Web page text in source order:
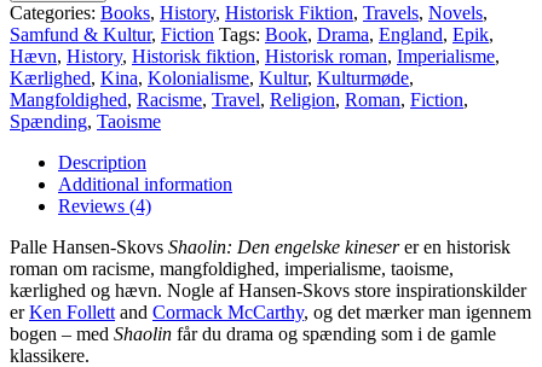
Categories: Books, History, Historisk Fiktion, Travels, Novels,
Samfund & Kultur, Fiction Tags: Book, Drama, England, Epik,
Hævn, History, Historisk fiktion, Historisk roman, Imperialisme,
Kærlighed, Kina, Kolonialisme, Kultur, Kulturmøde,
Mangfoldighed, Racisme, Travel, Religion, Roman, Fiction,
Spænding, Taoisme
Description
Additional information
Reviews (4)
Palle Hansen-Skovs Shaolin: Den engelske kineserer en historisk
roman om racisme, mangfoldighed, imperialisme, taoisme,
kærlighed og hævn. Nogle af Hansen-Skovs store inspirationskilder
erKen Follett and Cormack McCarthy, og det mærker man igennem
bogen – med Shaolin får du drama og spænding som i de gamle
klassikere.